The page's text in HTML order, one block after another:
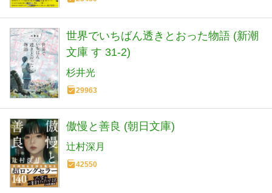
世界でいちばん透きとおった物語 (新潮
文庫 す 31-2)
杉井光
29963
傲慢と善良 (朝日文庫)
辻村深月
42550